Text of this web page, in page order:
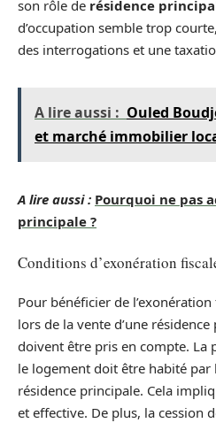
son rôle de résidence
d’occupation semble trop
des interrogations et une
A lire aussi : Ouled
et marché immobilier
A lire aussi : Pourquoi ne pas
principale ?
Conditions d’exonération
Pour bénéficier de
lors de la vente d’une
doivent être pris en compte. La
le logement doit être habité
résidence principale. Cela
et effective. De plus, la cession